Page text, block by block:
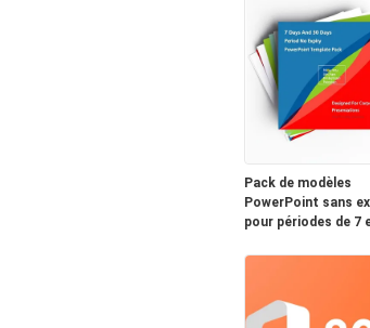
améliorations de
productivité basées
Pack de modèles
PowerPoint sans
pour périodes de 7
présentations
formation